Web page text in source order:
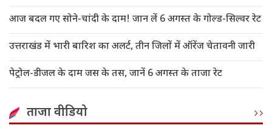
आज बदल गए सोने-चांदी के दाम! जान लें 6 अगस्त के गोल्ड-सिल्वर रेट
उत्तराखंड में भारी बारिश का अलर्ट, तीन जिलों में ऑरेंज चेतावनी जारी
पेट्रोल-डीजल के दाम जस के तस, जानें 6 अगस्त के ताजा रेट
ताजा वीडियो